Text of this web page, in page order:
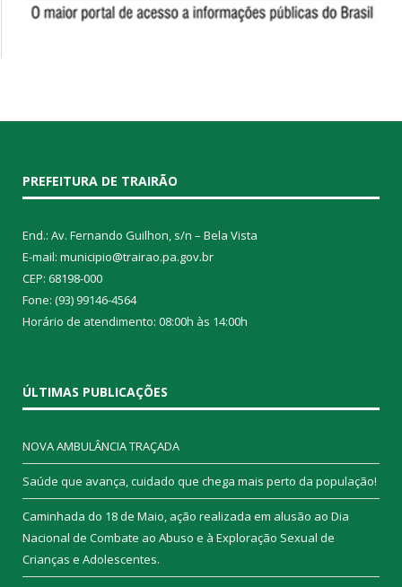
PREFEITURA DE TRAIRÃO
End.: Av. Fernando Guilhon, s/n – Bela Vista
E-mail: municipio@trairao.pa.gov.br
CEP: 68198-000
Fone: (93) 99146-4564
Horário de atendimento: 08:00h às 14:00h
ÚLTIMAS PUBLICAÇÕES
NOVA AMBULÂNCIA TRAÇADA
Saúde que avança, cuidado que chega mais perto da população!
Caminhada do 18 de Maio, ação realizada em alusão ao Dia
Nacional de Combate ao Abuso e à Exploração Sexual de
Crianças e Adolescentes.